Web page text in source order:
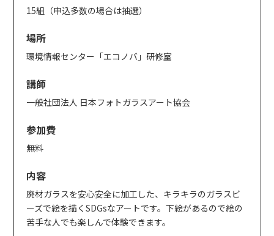
15組（申込多数の場合は抽選）
場所
環境情報センター「エコノバ」研修室
講師
一般社団法人 日本フォトガラスアート協会
参加費
無料
内容
廃材ガラスを安心安全に加工した、キラキラのガラスビ
ーズで絵を描くSDGsなアートです。下絵があるので絵の
苦手な人でも楽しんで体験できます。